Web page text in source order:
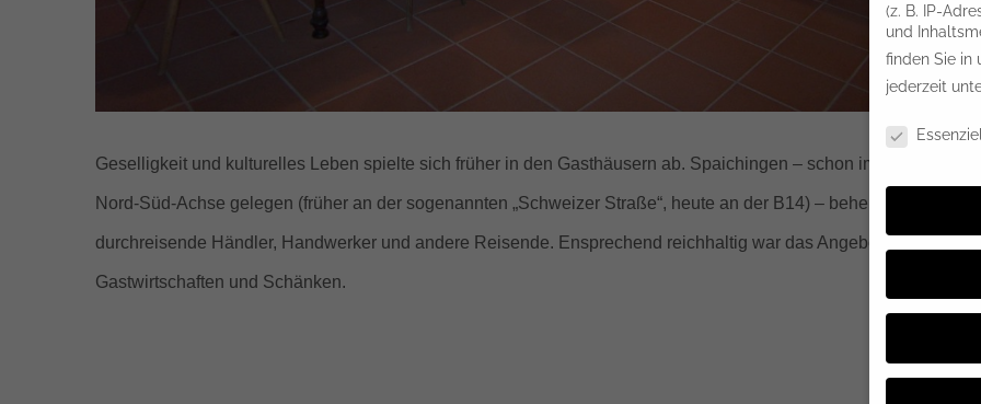
Geselligkeit und kulturelles Leben spielte sich früher in den Gasthäusern ab. Spaichingen – schon immer an der
Nord-Süd-Achse gelegen (früher an der sogenannten „Schweizer Straße“, heute an der B14) – beherbergte auch
durchreisende Händler, Handwerker und andere Reisende. Ensprechend reichhaltig war das Angebot an
Gastwirtschaften und Schänken.
(z. B. IP-
und
finden Sie in
jederzeit
Essenziell